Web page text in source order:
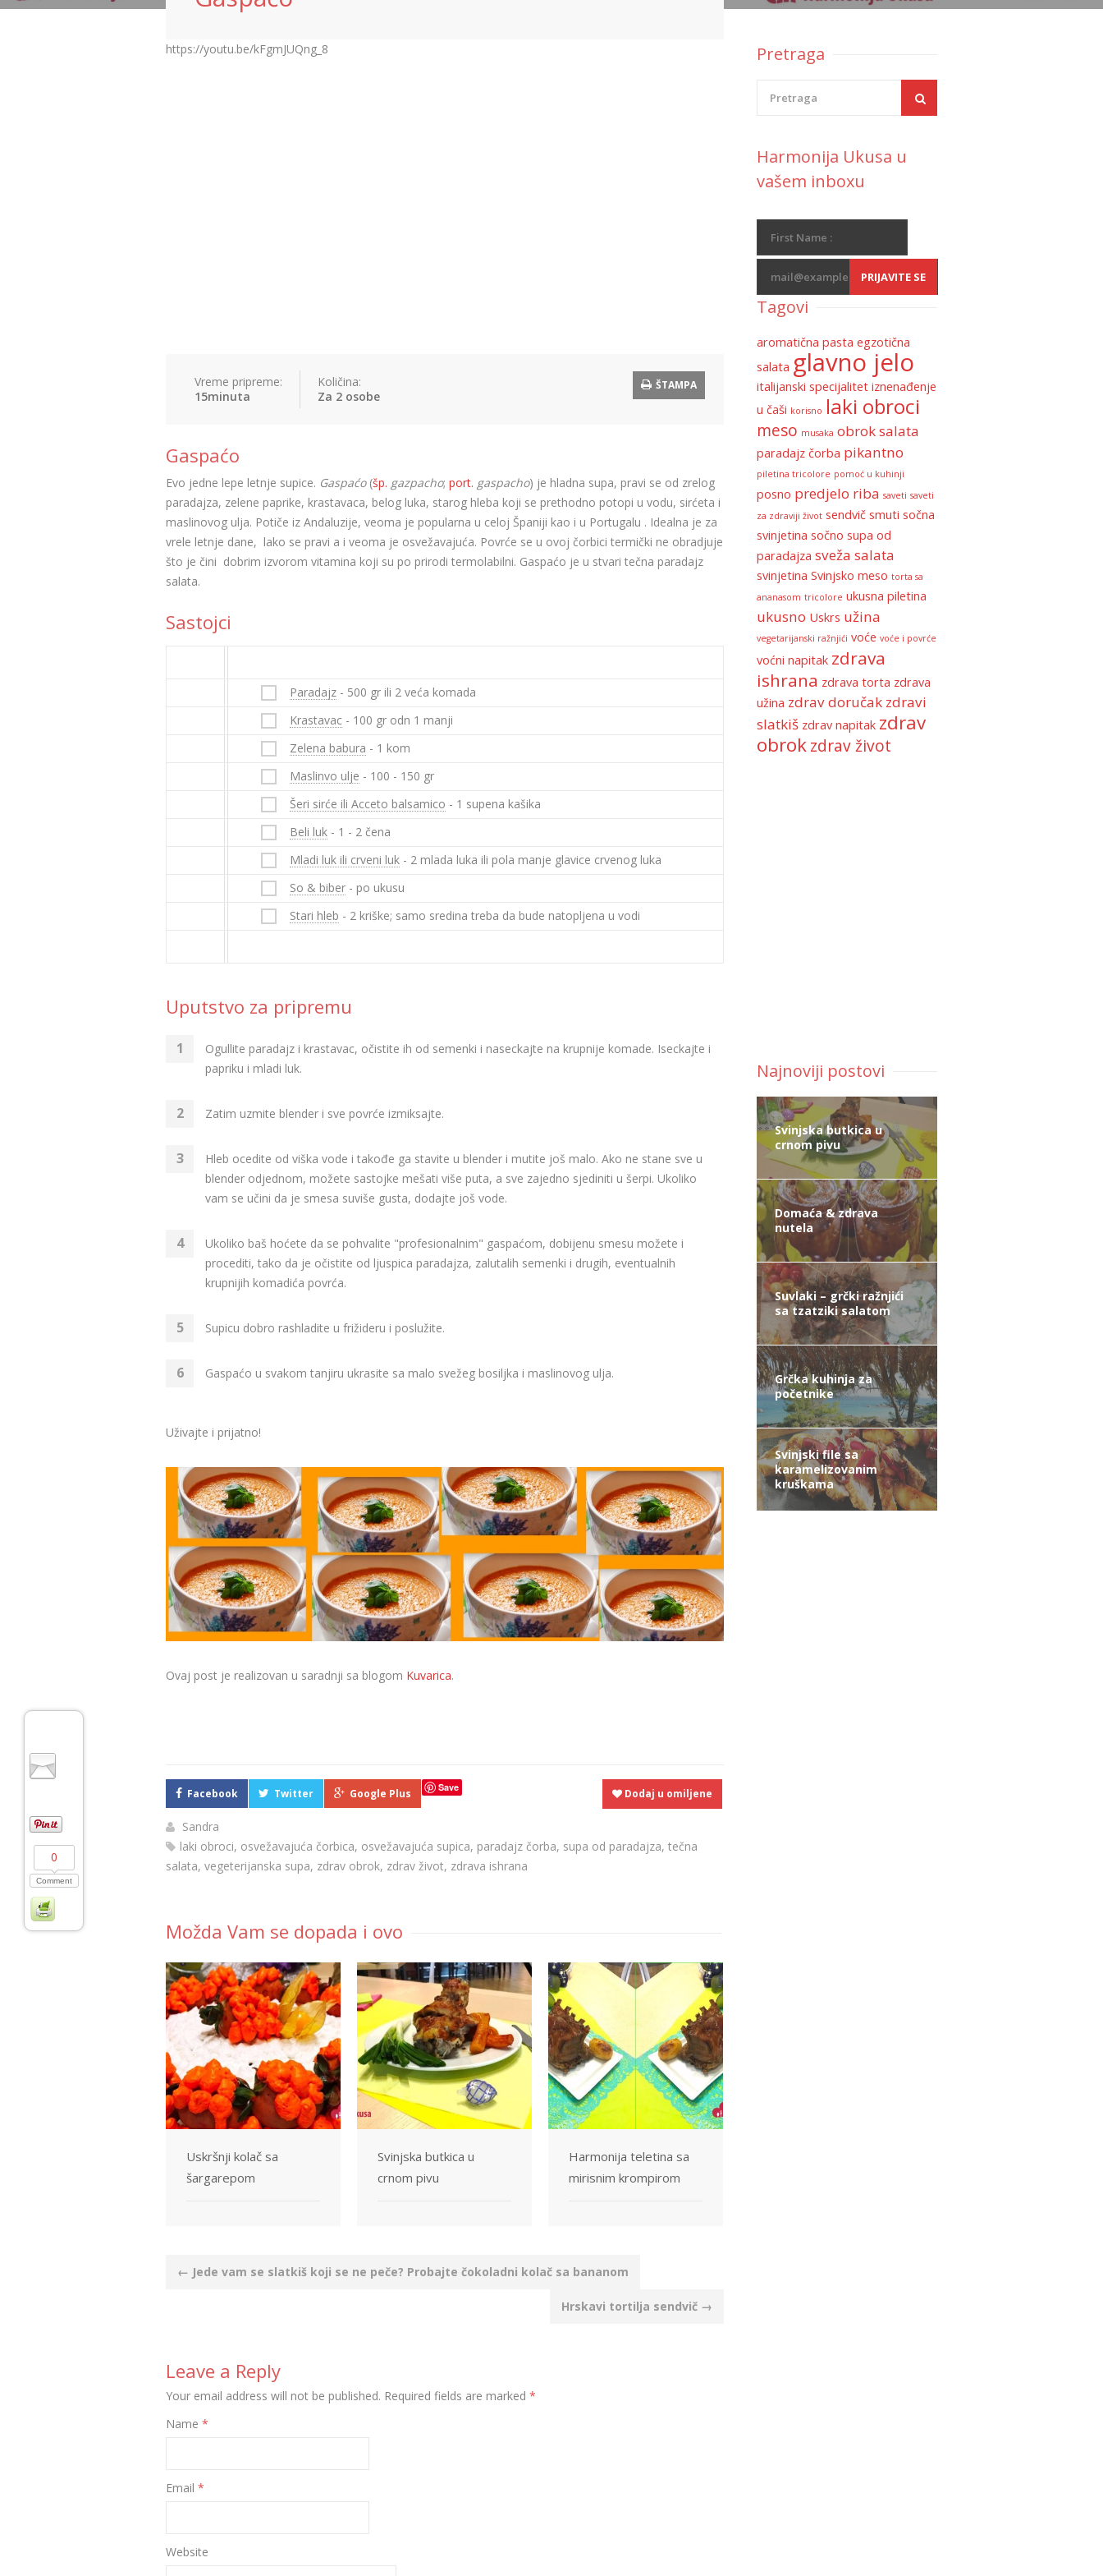
https://youtu.be/kFgmJUQng_8
Vreme pripreme:
15minuta
Količina:
Za 2 osobe
ŠTAMPA
Gaspaćo
Evo jedne lepe letnje supice. Gaspaćo (šp. gazpacho; port. gaspacho) je hladna supa, pravi se od zrelog
paradajza, zelene paprike, krastavaca, belog luka, starog hleba koji se prethodno potopi u vodu, sirćeta i
maslinovog ulja. Potiče iz Andaluzije, veoma je popularna u celoj Španiji kao i u Portugalu . Idealna je za
vrele letnje dane, lako se pravi a i veoma je osvežavajuća. Povrće se u ovoj čorbici termički ne obradjuje
što je čini dobrim izvorom vitamina koji su po prirodi termolabilni. Gaspaćo je u stvari tečna paradajz
salata.
Sastojci
Paradajz - 500 gr ili 2 veća komada
Krastavac - 100 gr odn 1 manji
Zelena babura - 1 kom
Maslinvo ulje - 100 - 150 gr
Šeri sirće ili Acceto balsamico - 1 supena kašika
Beli luk - 1 - 2 čena
Mladi luk ili crveni luk - 2 mlada luka ili pola manje glavice crvenog luka
So & biber - po ukusu
Stari hleb - 2 kriške; samo sredina treba da bude natopljena u vodi
Uputstvo za pripremu
Ogullite paradajz i krastavac, očistite ih od semenki i naseckajte na krupnije komade. Iseckajte i
papriku i mladi luk.
Zatim uzmite blender i sve povrće izmiksajte.
Hleb ocedite od viška vode i takođe ga stavite u blender i mutite još malo. Ako ne stane sve u
blender odjednom, možete sastojke mešati više puta, a sve zajedno sjediniti u šerpi. Ukoliko
vam se učini da je smesa suviše gusta, dodajte još vode.
Ukoliko baš hoćete da se pohvalite "profesionalnim" gaspaćom, dobijenu smesu možete i
procediti, tako da je očistite od ljuspica paradajza, zalutalih semenki i drugih, eventualnih
krupnijih komadića povrća.
Supicu dobro rashladite u frižideru i poslužite.
Gaspaćo u svakom tanjiru ukrasite sa malo svežeg bosiljka i maslinovog ulja.
Uživajte i prijatno!
Ovaj post je realizovan u saradnji sa blogom Kuvarica.
Facebook Twitter Google Plus Save Dodaj u omiljene
Sandra
laki obroci, osvežavajuća čorbica, osvežavajuća supica, paradajz čorba, supa od paradajza, tečna
salata, vegeterijanska supa, zdrav obrok, zdrav život, zdrava ishrana
Možda Vam se dopada i ovo
Uskršnji kolač sa
šargarepom
Svinjska butkica u
crnom pivu
Harmonija teletina sa
mirisnim krompirom
Post
← Jede vam se slatkiš koji se ne peče? Probajte čokoladni kolač sa bananom
Hrskavi tortilja sendvič →
Leave a Reply
Your email address will not be published. Required fields are marked *
Name *
Email *
Website
Pretraga
Harmonija Ukusa u
vašem inboxu
Tagovi
aromatična pasta egzotična
salata glavno jelo
italijanski specijalitet iznenađenje
u čaši korisno laki obroci
meso musaka obrok salata
paradajz čorba pikantno
piletina tricolore pomoć u kuhinji
posno predjelo riba saveti saveti
za zdraviji život sendvič smuti sočna
svinjetina sočno supa od
paradajza sveža salata
svinjetina Svinjsko meso torta sa
ananasom tricolore ukusna piletina
ukusno Uskrs užina
vegetarijanski ražnjići voće voće i povrće
voćni napitak zdrava
ishrana zdrava torta zdrava
užina zdrav doručak zdravi
slatkiš zdrav napitak zdrav
obrokzdrav život
Najnoviji postovi
Svinjska butkica u
crnom pivu
Domaća & zdrava
nutela
Suvlaki – grčki ražnjići
sa tzatziki salatom
Grčka kuhinja za
početnike
Svinjski file sa
karamelizovanim
kruškama
0
Comment